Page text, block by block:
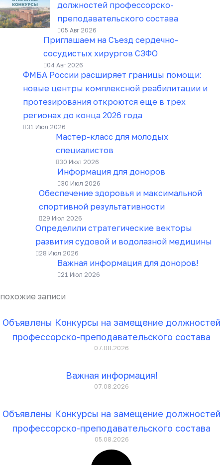
должностей профессорско-
преподавательского состава
05 Авг 2026
Приглашаем на Съезд сердечно-
сосудистых хирургов СЗФО
04 Авг 2026
ФМБА России расширяет границы помощи:
новые центры комплексной реабилитации и
протезирования откроются еще в трех
регионах до конца 2026 года
31 Июл 2026
Мастер-класс для молодых
специалистов
30 Июл 2026
Информация для доноров
30 Июл 2026
Обеспечение здоровья и максимальной
спортивной результативности
29 Июл 2026
Определили стратегические векторы
развития судовой и водолазной медицины
28 Июл 2026
Важная информация для доноров!
21 Июл 2026
похожие записи
Объявлены Конкурсы на замещение должностей
профессорско-преподавательского состава
07.08.2026
Важная информация!
07.08.2026
Объявлены Конкурсы на замещение должностей
профессорско-преподавательского состава
05.08.2026